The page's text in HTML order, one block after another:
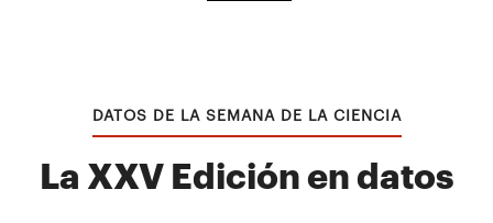
DATOS DE LA SEMANA DE LA CIENCIA
La XXV Edición en datos